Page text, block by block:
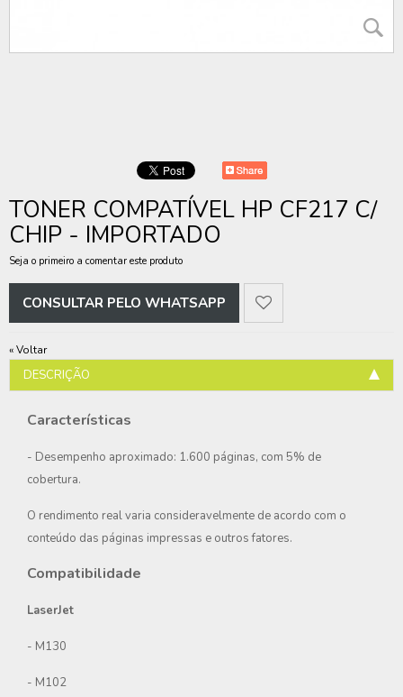
TONER COMPATÍVEL HP CF217 C/
CHIP - IMPORTADO
Seja o primeiro a comentar este produto
CONSULTAR PELO WHATSAPP
«Voltar
DESCRIÇÃO
Características
- Desempenho aproximado: 1.600 páginas, com 5% de
cobertura.
O rendimento real varia consideravelmente de acordo com o
conteúdo das páginas impressas e outros fatores.
Compatibilidade
LaserJet
- M130
- M102